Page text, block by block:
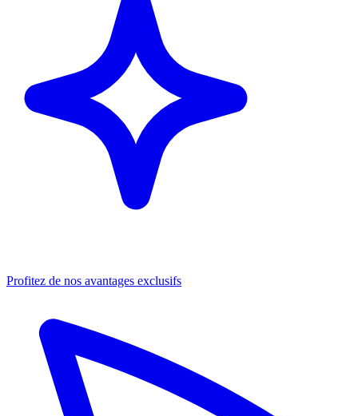
Profitez de nos avantages exclusifs